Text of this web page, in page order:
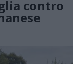
contro